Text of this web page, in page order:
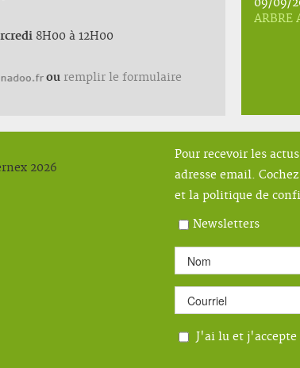
8H00 à 12H00
ou remplir le formulaire
09/09/
ARBRE
2026
Pour recevoir les
adresse email.
et la politique de
Newsletters
J'ai lu et j'accepte